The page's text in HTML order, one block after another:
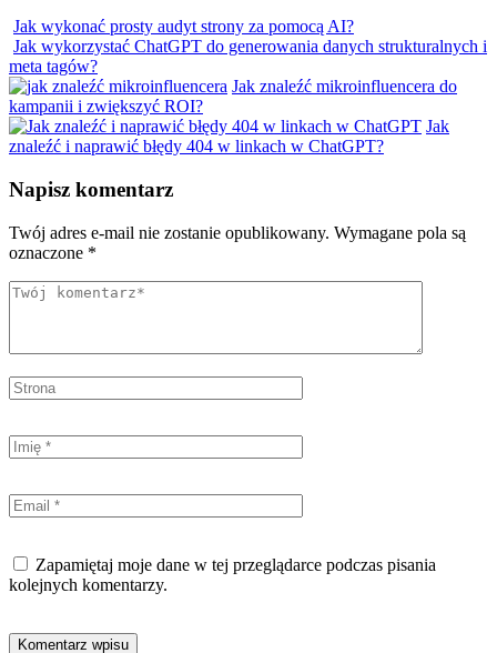
Jak wykonać prosty audyt strony za pomocą AI?
Jak wykorzystać ChatGPT do generowania danych strukturalnych i
meta tagów?
Jak znaleźć mikroinfluencera do
kampanii i zwiększyć ROI?
Jak
znaleźć i naprawić błędy 404 w linkach w ChatGPT?
Napisz komentarz
Twój adres e-mail nie zostanie opublikowany. Wymagane pola są
oznaczone *
Zapamiętaj moje dane w tej przeglądarce podczas pisania
kolejnych komentarzy.